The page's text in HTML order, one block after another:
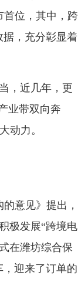
首位，其中，跨
据，充分彰显着
，近几年，更
业带双向奔
动力。
意见》提出，
极发展“跨境电
在潍坊综合保
迎来了订单的